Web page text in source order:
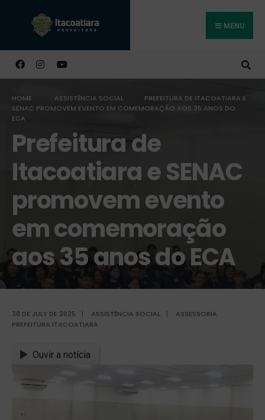
MENU
HOME ASSISTÊNCIA SOCIAL
PREFEITURA DE ITACOATIARA E
SENAC PROMOVEM EVENTO EM COMEMORAÇÃO AOS 35 ANOS DO
ECA
Prefeitura de
Itacoatiara e SENAC
promovem evento
em comemoração
aos 35 anos do ECA
30 DE JULY DE 2025 | ASSISTÊNCIA SOCIAL |
ASSESSORIA
PREFEITURA ITACOATIARA
Ouvir a notícia
Buscar